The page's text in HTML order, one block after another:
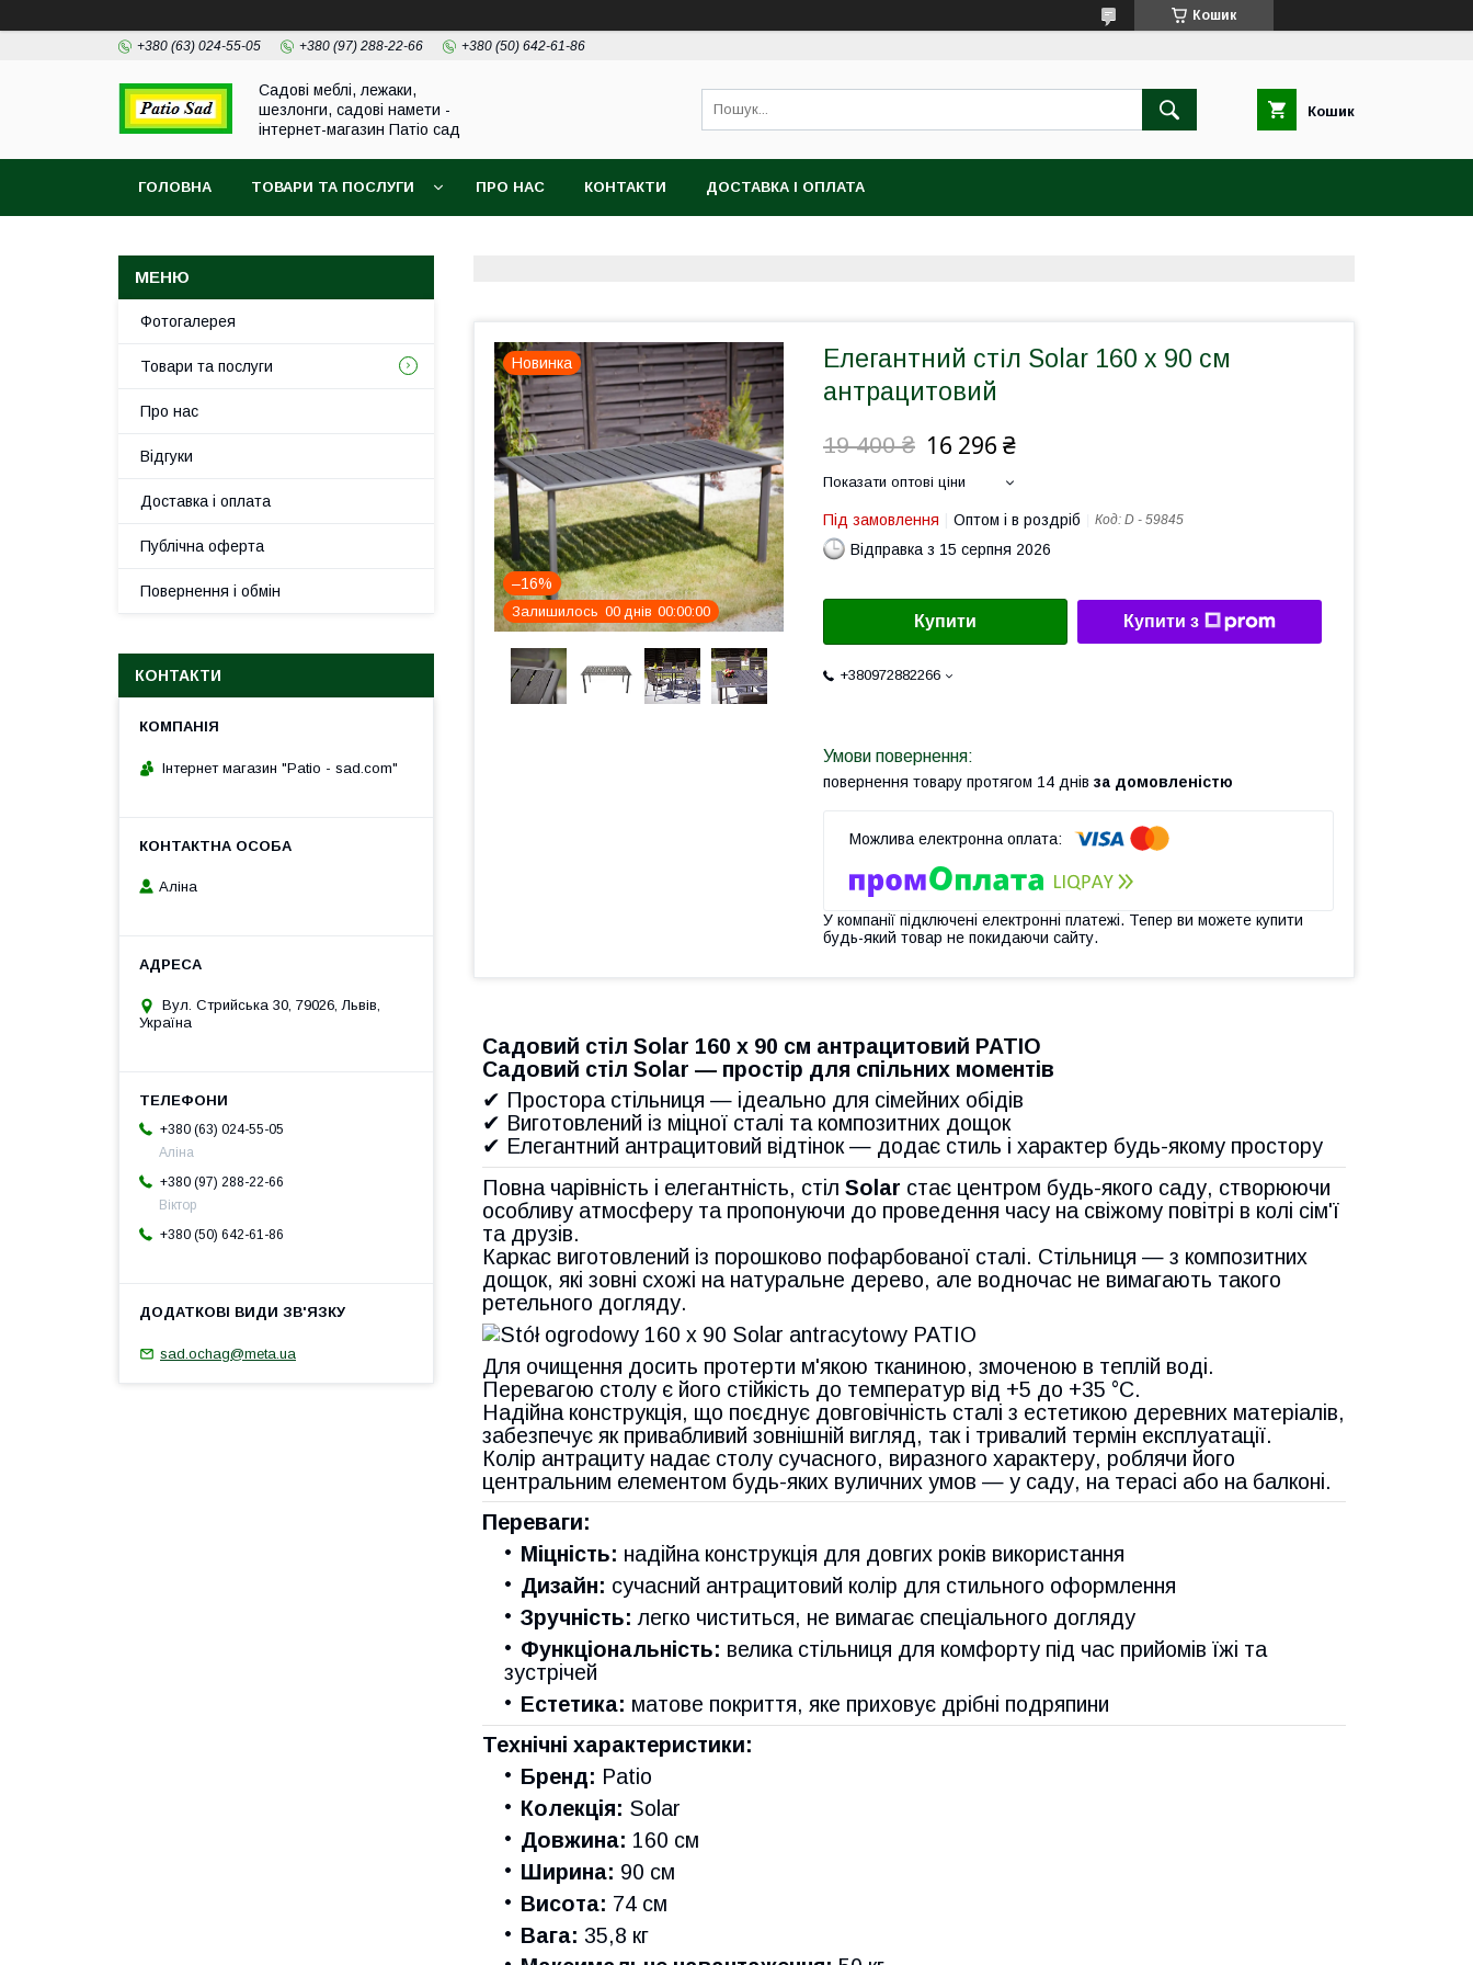
Кошик
+380 (63) 024-55-05 +380 (97) 288-22-66 +380 (50) 642-61-86
Садові меблі, лежаки,
шезлонги, садові намети -
інтернет-магазин Патіо сад
Кошик
ГОЛОВНА ТОВАРИ ТА ПОСЛУГИ ПРО НАС КОНТАКТИ ДОСТАВКА І ОПЛАТА
Новинка
–16%
Залишилось 00 днів 00 00 00
Елегантний стіл Solar 160 x 90 см
антрацитовий
19 400 ₴ 16 296 ₴
Показати оптові ціни
Під замовлення Оптом і в роздріб Код: D - 59845
Відправка з 15 серпня 2026
Купити Купити з
+380972882266
повернення товару протягом 14 днів за домовленістю
У компанії підключені електронні платежі. Тепер ви можете купити
будь-який товар не покидаючи сайту.
Садовий стіл Solar 160 x 90 см антрацитовий PATIO
Садовий стіл Solar — простір для спільних моментів
✔ Простора стільниця — ідеально для сімейних обідів
✔ Виготовлений із міцної сталі та композитних дощок
✔ Елегантний антрацитовий відтінок — додає стиль і характер будь-якому простору
Повна чарівність і елегантність, стіл Solar стає центром будь-якого саду, створюючи
особливу атмосферу та пропонуючи до проведення часу на свіжому повітрі в колі сім'ї
та друзів.
Каркас виготовлений із порошково пофарбованої сталі. Стільниця — з композитних
дощок, які зовні схожі на натуральне дерево, але водночас не вимагають такого
ретельного догляду.
Для очищення досить протерти м'якою тканиною, змоченою в теплій воді.
Перевагою столу є його стійкість до температур від +5 до +35 °C.
Надійна конструкція, що поєднує довговічність сталі з естетикою деревних матеріалів,
забезпечує як привабливий зовнішній вигляд, так і тривалий термін експлуатації.
Колір антрациту надає столу сучасного, виразного характеру, роблячи його
центральним елементом будь-яких вуличних умов — у саду, на терасі або на балконі.
Переваги:
Міцність: надійна конструкція для довгих років використання
Дизайн: сучасний антрацитовий колір для стильного оформлення
Зручність: легко чиститься, не вимагає спеціального догляду
Функціональність: велика стільниця для комфорту під час прийомів їжі та
зустрічей
Естетика: матове покриття, яке приховує дрібні подряпини
Технічні характеристики:
Бренд: Patio
Колекція: Solar
Довжина: 160 см
Ширина: 90 см
Висота: 74 см
Вага: 35,8 кг
Фотогалерея
Товари та послуги
Про нас
Відгуки
Доставка і оплата
Публічна оферта
Повернення і обмін
КОНТАКТИ
Інтернет магазин "Patio - sad.com"
Аліна
Вул. Стрийська 30, 79026, Львів,
Україна
+380 (63) 024-55-05
Аліна
+380 (97) 288-22-66
Віктор
+380 (50) 642-61-86
sad.ochag@meta.ua